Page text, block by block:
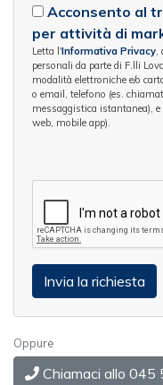
Acconsento al
per attività di
Letta l'Informativa Privacy
personali da parte di F.lli
modalità elettroniche e/o
o email, telefono (es.
messaggistica istantanea),
web, mobile app).
Oppure
Chiamaci allo